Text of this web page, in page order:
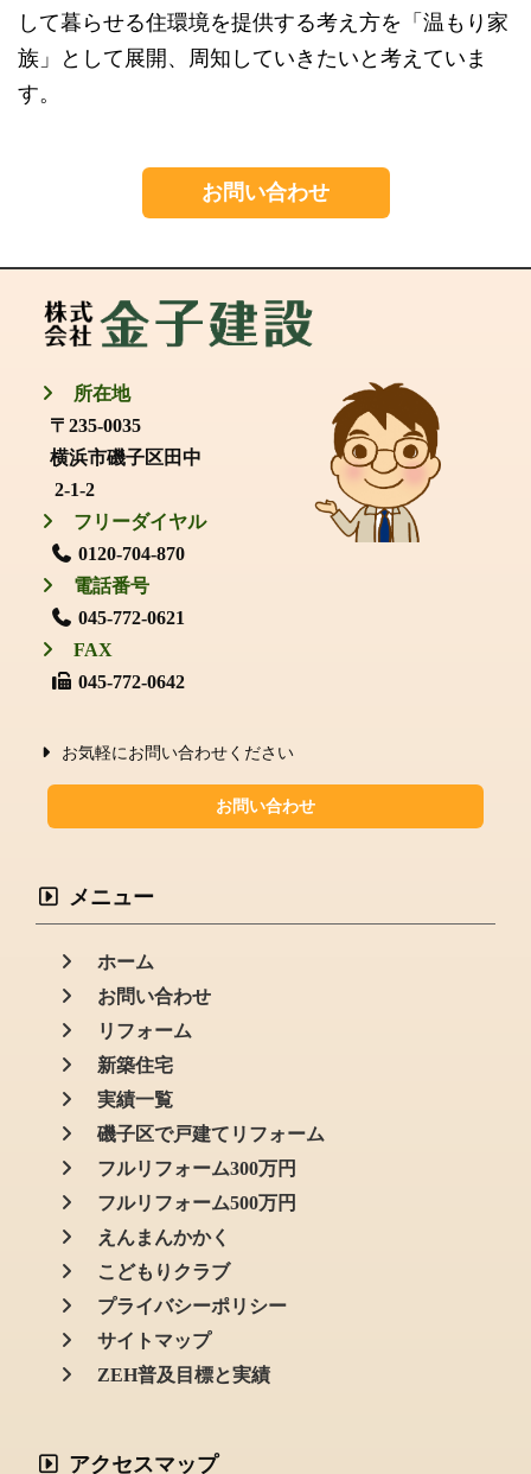
して暮らせる住環境を提供する考え方を「温もり家
族」として展開、周知していきたいと考えていま
す。
お問い合わせ
所在地
〒235-0035
横浜市磯子区田中
2-1-2
フリーダイヤル
0120-704-870
電話番号
045-772-0621
FAX
045-772-0642
お気軽にお問い合わせください
お問い合わせ
メニュー
ホーム
お問い合わせ
リフォーム
新築住宅
実績一覧
磯子区で戸建てリフォーム
フルリフォーム300万円
フルリフォーム500万円
えんまんかかく
こどもりクラブ
プライバシーポリシー
サイトマップ
ZEH普及目標と実績
アクセスマップ